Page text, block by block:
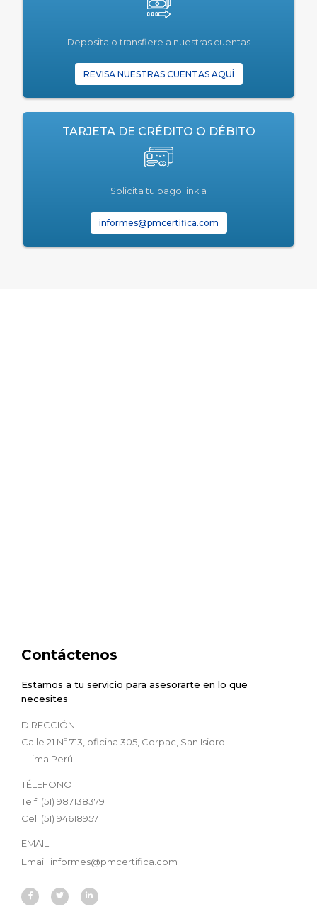
Deposita o transfiere a nuestras cuentas
REVISA NUESTRAS CUENTAS AQUÍ
TARJETA DE CRÉDITO O DÉBITO
Solicita tu pago link a
informes@pmcertifica.com
Contáctenos
Estamos a tu servicio para asesorarte en lo que
necesites
DIRECCIÓN
Calle 21 Nº 713, oficina 305, Corpac, San Isidro
- Lima Perú
TÉLEFONO
Telf. (51) 987138379
Cel. (51) 946189571
EMAIL
Email: informes@pmcertifica.com